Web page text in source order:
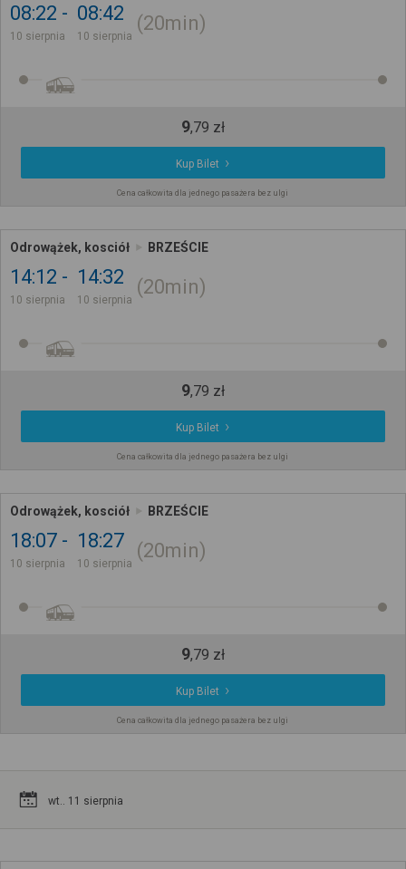
08:22
10 sierpnia
08:42
10 sierpnia
20min
9,79 zł
Kup Bilet
Cena całkowita dla jednego pasażera bez ulgi
Odrowążek, kosciół BRZEŚCIE
14:12
10 sierpnia
14:32
10 sierpnia
20min
9,79 zł
Kup Bilet
Cena całkowita dla jednego pasażera bez ulgi
Odrowążek, kosciół BRZEŚCIE
18:07
10 sierpnia
18:27
10 sierpnia
20min
9,79 zł
Kup Bilet
Cena całkowita dla jednego pasażera bez ulgi
wt.. 11 sierpnia